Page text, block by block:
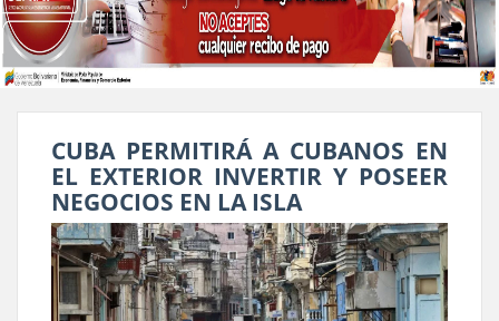
CUBA PERMITIRÁ A CUBANOS EN
EL EXTERIOR INVERTIR Y POSEER
NEGOCIOS EN LA ISLA